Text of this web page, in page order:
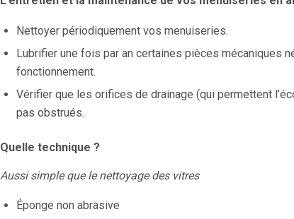
Nettoyer périodiquement vos menuiseries.
Lubrifier une fois par an certaines pièces mécaniques
fonctionnement.
Vérifier que les orifices de drainage (qui permettent
pas obstrués.
Quelle technique ?
Aussi simple que le nettoyage des vitres
Éponge non abrasive